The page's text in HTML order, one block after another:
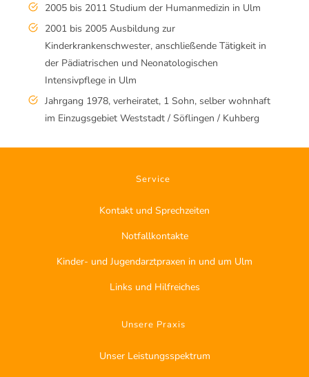
2005 bis 2011 Studium der Humanmedizin in Ulm
2001 bis 2005 Ausbildung zur
Kinderkrankenschwester, anschließende Tätigkeit in
der Pädiatrischen und Neonatologischen
Intensivpflege in Ulm
Jahrgang 1978, verheiratet, 1 Sohn, selber wohnhaft
im Einzugsgebiet Weststadt / Söflingen / Kuhberg
Service
Kontakt und Sprechzeiten
Notfallkontakte
Kinder- und Jugendarztpraxen in und um Ulm
Links und Hilfreiches
Unsere Praxis
Unser Leistungsspektrum